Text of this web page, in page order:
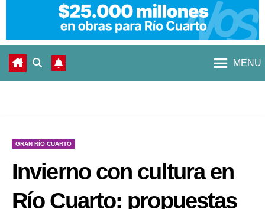
MENU
GRAN RÍO CUARTO
Invierno con cultura en
Río Cuarto: propuestas